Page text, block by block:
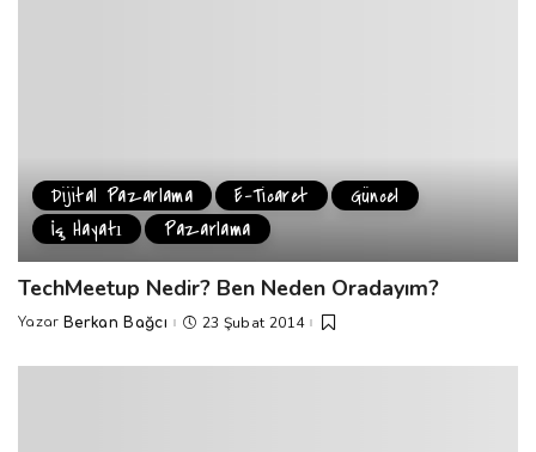
Dijital Pazarlama E-Ticaret
Güncel
İş Hayatı
Pazarlama
TechMeetup Nedir? Ben Neden Oradayım?
Posted
Yazar Berkan Bağcı 23 Şubat 2014